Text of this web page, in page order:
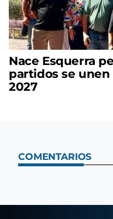
Nace Esquerra
partidos se unen
2027
COMENTARIOS